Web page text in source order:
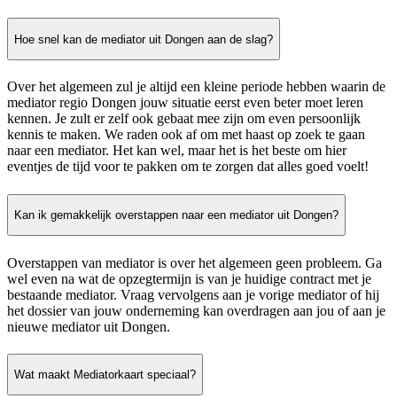
Hoe snel kan de mediator uit Dongen aan de slag?
Over het algemeen zul je altijd een kleine periode hebben waarin de
mediator regio Dongen jouw situatie eerst even beter moet leren
kennen. Je zult er zelf ook gebaat mee zijn om even persoonlijk
kennis te maken. We raden ook af om met haast op zoek te gaan
naar een mediator. Het kan wel, maar het is het beste om hier
eventjes de tijd voor te pakken om te zorgen dat alles goed voelt!
Kan ik gemakkelijk overstappen naar een mediator uit Dongen?
Overstappen van mediator is over het algemeen geen probleem. Ga
wel even na wat de opzegtermijn is van je huidige contract met je
bestaande mediator. Vraag vervolgens aan je vorige mediator of hij
het dossier van jouw onderneming kan overdragen aan jou of aan je
nieuwe mediator uit Dongen.
Wat maakt Mediatorkaart speciaal?